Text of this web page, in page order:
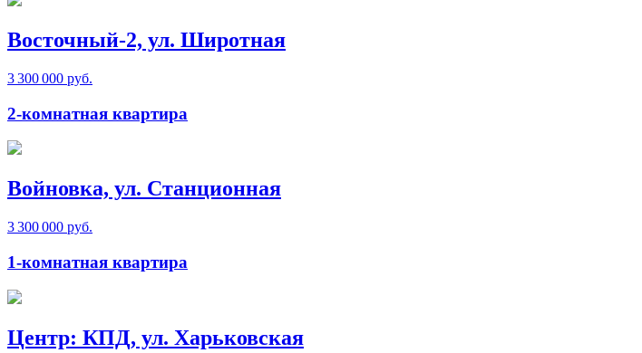
Восточный-2, ул. Широтная
3 300 000 руб.
2-комнатная квартира
Войновка, ул. Станционная
3 300 000 руб.
1-комнатная квартира
Центр: КПД, ул. Харьковская